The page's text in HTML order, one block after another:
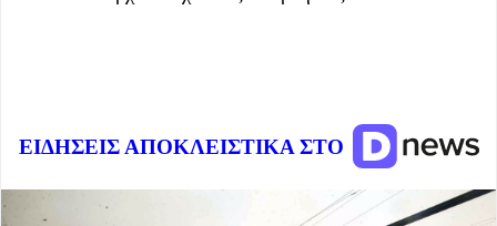
ΕΙΔΗΣΕΙΣ ΑΠΟΚΛΕΙΣΤΙΚΑ ΣΤΟ